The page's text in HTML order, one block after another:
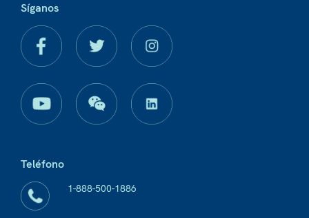
Síganos
Teléfono
1-888-500-1886